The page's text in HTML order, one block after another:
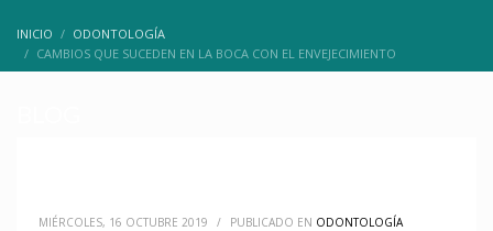
INICIO
ODONTOLOGÍA
CAMBIOS QUE SUCEDEN EN LA BOCA CON EL ENVEJECIMIENTO
MIÉRCOLES, 16 OCTUBRE 2019 / PUBLICADO EN ODONTOLOGÍA